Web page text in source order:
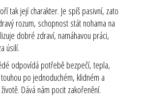
tak její charakter. Je spíš pasivní, zato
rozum, schopnost stát nohama na
dobré zdraví, namáhavou práci,
úsilí.
odpovídá potřebě bezpečí, tepla,
po jednoduchém, klidném a
Dává nám pocit zakořenění.